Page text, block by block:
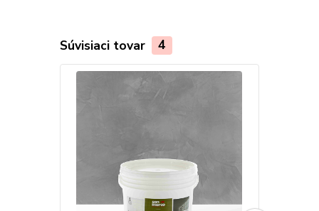
Súvisiaci tovar 4